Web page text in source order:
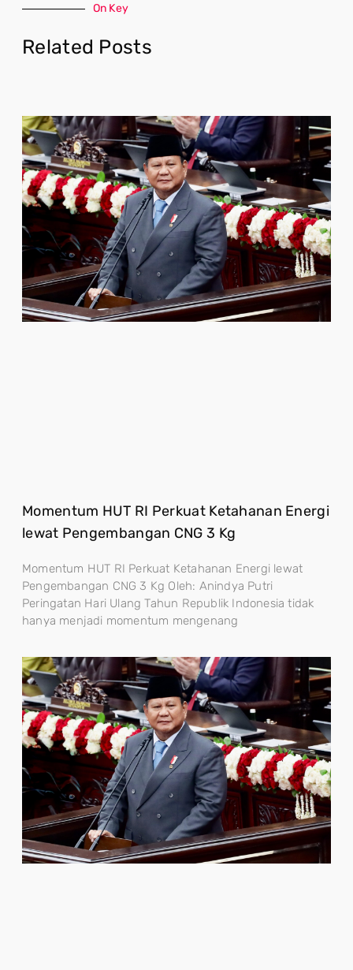
On Key
Related Posts
Momentum HUT RI Perkuat Ketahanan Energi
lewat Pengembangan CNG 3 Kg
Momentum HUT RI Perkuat Ketahanan Energi lewat
Pengembangan CNG 3 Kg Oleh: Anindya Putri
Peringatan Hari Ulang Tahun Republik Indonesia tidak
hanya menjadi momentum mengenang